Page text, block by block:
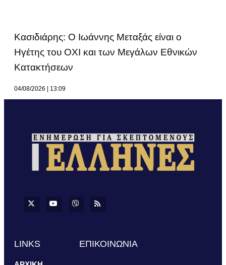
Κασιδιάρης: Ο Ιωάννης Μεταξάς είναι ο
Ηγέτης του ΟΧΙ και των Μεγάλων Εθνικών
Κατακτήσεων
04/08/2026 13:09
LINKS ΕΠΙΚΟΙΝΩΝΙΑ